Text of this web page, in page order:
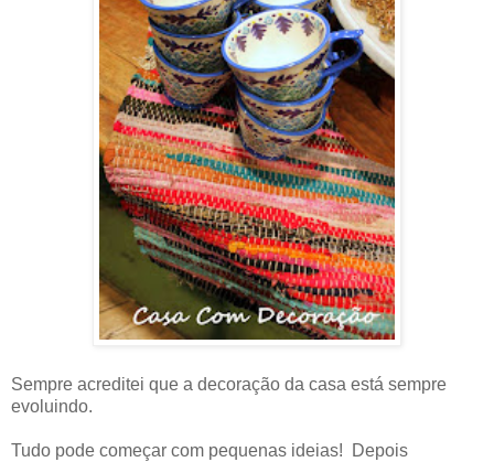
Sempre acreditei que a decoração da casa está sempre
evoluindo.
Tudo pode começar com pequenas ideias! Depois